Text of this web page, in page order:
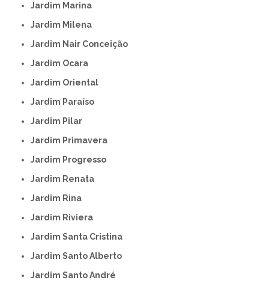
Jardim Marina
Jardim Milena
Jardim Nair Conceição
Jardim Ocara
Jardim Oriental
Jardim Paraíso
Jardim Pilar
Jardim Primavera
Jardim Progresso
Jardim Renata
Jardim Rina
Jardim Riviera
Jardim Santa Cristina
Jardim Santo Alberto
Jardim Santo André